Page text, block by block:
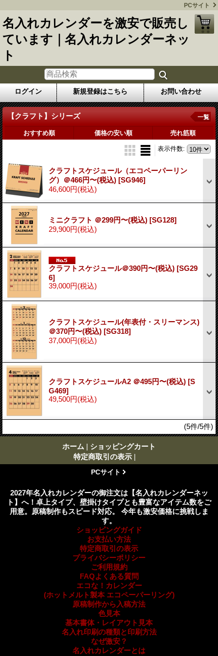
PCサイト
名入れカレンダーを激安で販売し
ています｜名入れカレンダーネッ
ト
ログイン 新規登録はこちら お問い合わせ
【クラフト】シリーズ 一覧
おすすめ順 価格の安い順 売れ筋順
表示件数:
クラフトスケジュール（エコペーパーリン
グ）＠466円〜(税込) [SG946]
46,600円(税込)
ミニクラフト ＠299円〜(税込) [SG128]
29,900円(税込)
クラフトスケジュール＠390円〜(税込) [SG29
6]
39,000円(税込)
クラフトスケジュール(年表付・スリーマンス)
＠370円〜(税込) [SG318]
37,000円(税込)
クラフトスケジュールA2 ＠495円〜(税込) [S
G469]
49,500円(税込)
(5件/5件)
ホーム | ショッピングカート
特定商取引の表示 |
PCサイト
2027年名入れカレンダーの御注文は【名入れカレンダーネッ
ト】へ！卓上タイプ、壁掛けタイプとも豊富なアイテム数をご
用意。原稿制作もスピード対応。 今年も激安価格に挑戦しま
す。
ショッピングガイド
お支払い方法
特定商取引の表示
プライバシーポリシー
ご利用規約
FAQよくある質問
エコな！カレンダー
(ホットメルト製本 エコペーパーリング)
原稿制作から入稿方法
色見本
基本書体・レイアウト見本
名入れ印刷の種類と印刷方法
なぜ激安？
名入れカレンダーとは